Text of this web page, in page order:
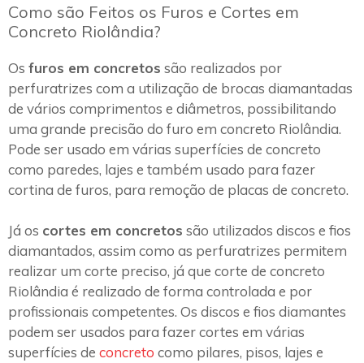
Como são Feitos os Furos e Cortes em
Concreto Riolândia?
Os furos em concretos são realizados por
perfuratrizes com a utilização de brocas diamantadas
de vários comprimentos e diâmetros, possibilitando
uma grande precisão do furo em concreto Riolândia.
Pode ser usado em várias superfícies de concreto
como paredes, lajes e também usado para fazer
cortina de furos, para remoção de placas de concreto.
Já os cortes em concretos são utilizados discos e fios
diamantados, assim como as perfuratrizes permitem
realizar um corte preciso, já que corte de concreto
Riolândia é realizado de forma controlada e por
profissionais competentes. Os discos e fios diamantes
podem ser usados para fazer cortes em várias
superfícies de concreto como pilares, pisos, lajes e